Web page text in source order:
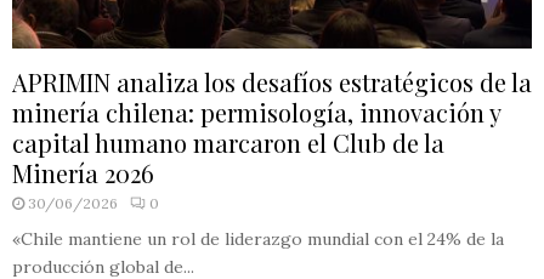
APRIMIN analiza los desafíos estratégicos de la
minería chilena: permisología, innovación y
capital humano marcaron el Club de la
Minería 2026
30/06/2026 0
«Chile mantiene un rol de liderazgo mundial con el 24% de la
producción global de...